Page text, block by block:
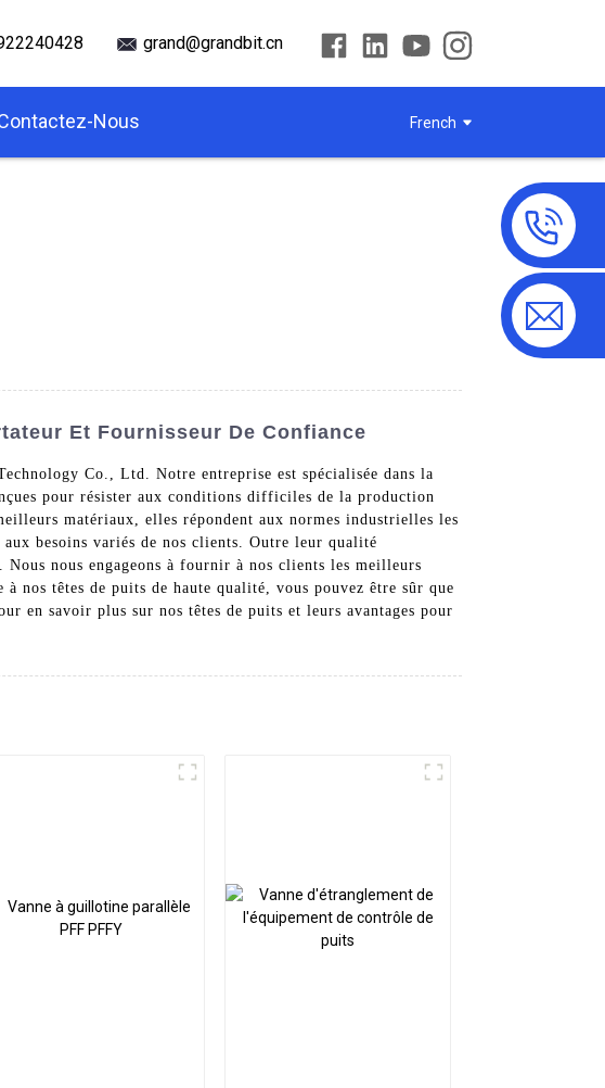
grand@grandbit.cn
Nous French
Et Fournisseur De Confiance
Co., Ltd. Notre entreprise est spécialisée dans la
pour résister aux conditions difficiles de la production
matériaux, elles répondent aux normes industrielles les
besoins variés de nos clients. Outre leur qualité
nous engageons à fournir à nos clients les meilleurs
têtes de puits de haute qualité, vous pouvez être sûr que
en savoir plus sur nos têtes de puits et leurs avantages pour